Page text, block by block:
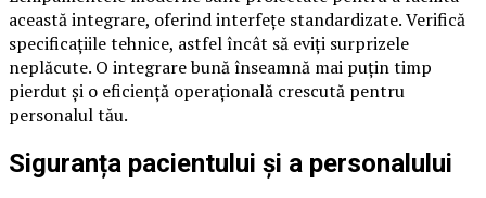
această integrare, oferind interfețe standardizate. Verifică
specificațiile tehnice, astfel încât să eviți surprizele
neplăcute. O integrare bună înseamnă mai puțin timp
pierdut și o eficiență operațională crescută pentru
personalul tău.
Siguranța pacientului și a personalului